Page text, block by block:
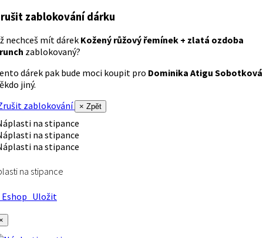
zablokování dárku
nechceš mít dárek Kožený růžový řemínek + zlatá ozdoba
zablokovaný?
dárek pak bude moci koupit pro Dominika Atigu Sobotková
jiný.
zablokování
× Zpět
na stipance
Uložit